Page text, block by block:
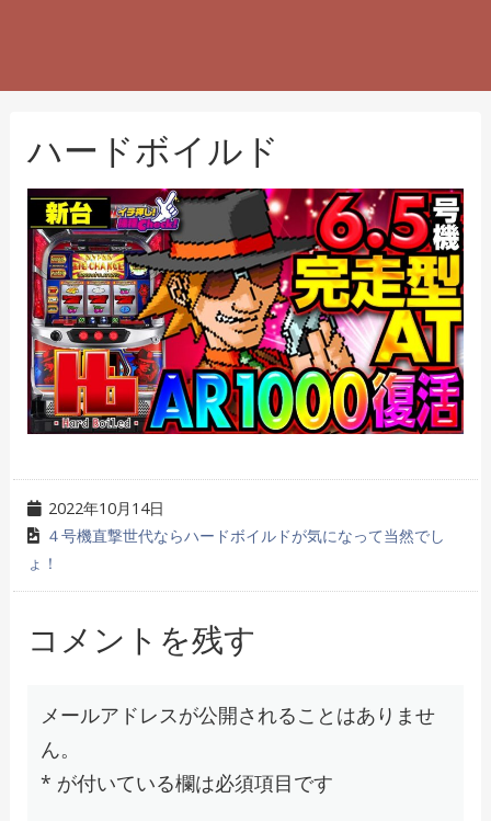
ハードボイルド
2022年10月14日
４号機直撃世代ならハードボイルドが気になって当然でし
ょ！
コメントを残す
メールアドレスが公開されることはありませ
ん。
* が付いている欄は必須項目です